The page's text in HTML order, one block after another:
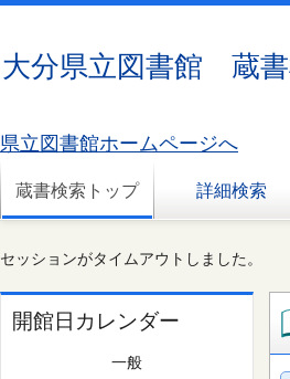
大分県立図書館 蔵
県立図書館ホームページへ
蔵書検索トップ 詳細検索
セッションがタイムアウトしました。
開館日カレンダー
一般